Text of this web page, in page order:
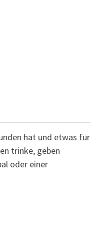
hat und etwas für
trinke, geben
oder einer